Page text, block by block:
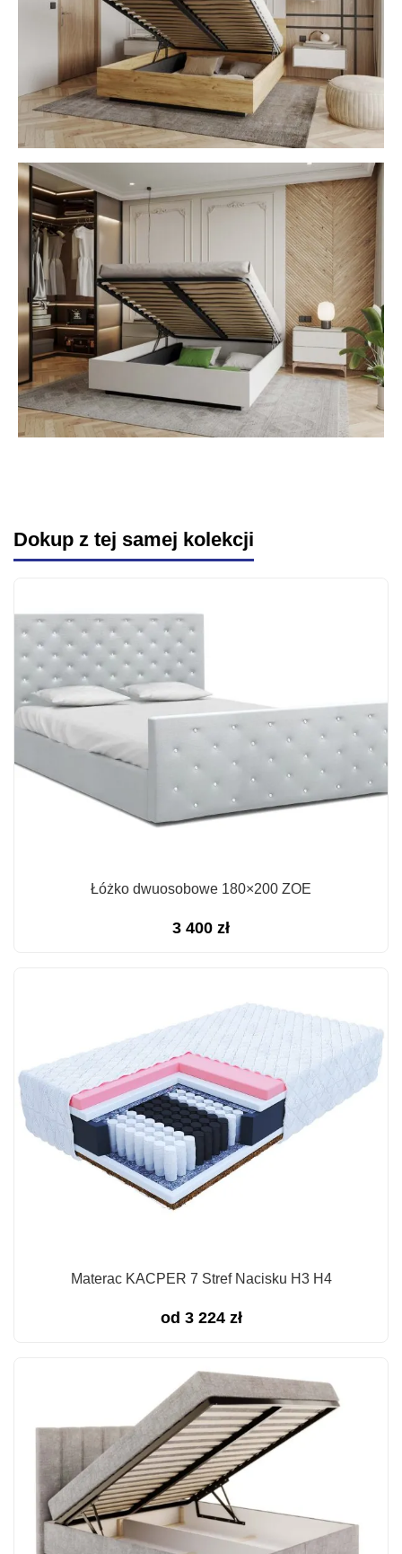
Dokup z tej samej kolekcji
Łóżko dwuosobowe 180×200 ZOE
3 400 zł
Materac KACPER 7 Stref Nacisku H3 H4
od 3 224 zł